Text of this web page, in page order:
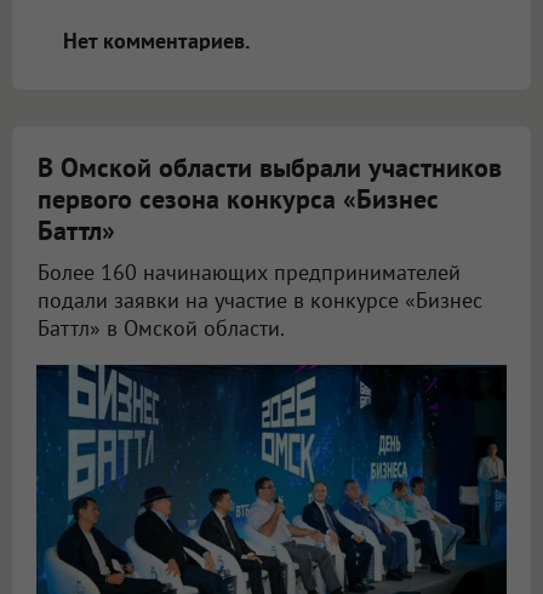
Нет комментариев.
В Омской области выбрали участников
первого сезона конкурса «Бизнес
Баттл»
Более 160 начинающих предпринимателей
подали заявки на участие в конкурсе «Бизнес
Баттл» в Омской области.